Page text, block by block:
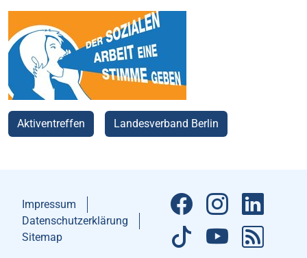
Aktiventreffen Landesverband Berlin
Impressum
Datenschutzerklärung
Sitemap